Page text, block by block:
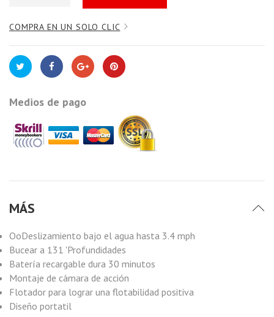
COMPRA EN UN SOLO CLIC
Medios de pago
MÁS
OoDeslizamiento bajo el agua hasta 3.4 mph
Bucear a 131 'Profundidades
Batería recargable dura 30 minutos
Montaje de cámara de acción
Flotador para lograr una flotabilidad positiva
Diseño portatil